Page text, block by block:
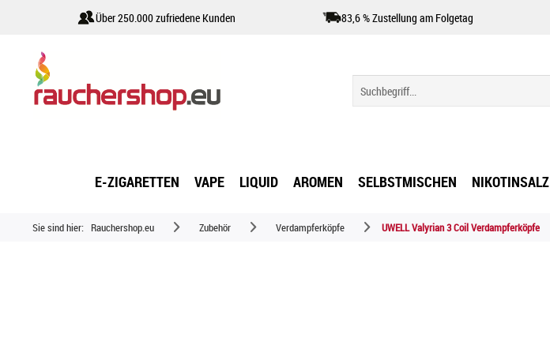
Über 250.000 zufriedene Kunden 83,6 % Zustellung am Folgetag
E-ZIGARETTEN VAPE LIQUID AROMEN SELBSTMISCHEN NIKOTINSALZ
Sie sind hier: Rauchershop.eu Zubehör Verdampferköpfe UWELL Valyrian 3 Coil Verdampferköpfe